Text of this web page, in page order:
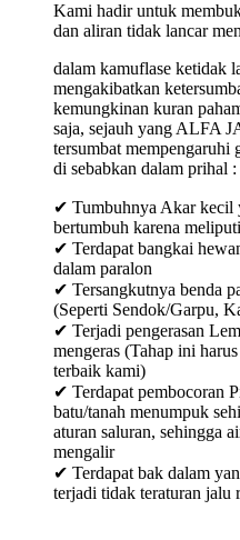
Kami hadir untuk
dan aliran tidak lancar
dalam kamuflase ketidak
mengakibatkan
kemungkinan kuran
saja, sejauh yang ALFA
tersumbat mempengaruhi
di sebabkan dalam prihal :
✔ Tumbuhnya Akar kecil
bertumbuh karena
✔ Terdapat bangkai
dalam paralon
✔ Tersangkutnya benda
(Seperti Sendok/Garpu,
✔ Terjadi pengerasan
mengeras (Tahap ini
terbaik kami)
✔ Terdapat pembocoran
batu/tanah menumpuk
aturan saluran, sehingga
mengalir
✔ Terdapat bak dalam
terjadi tidak teraturan jalu